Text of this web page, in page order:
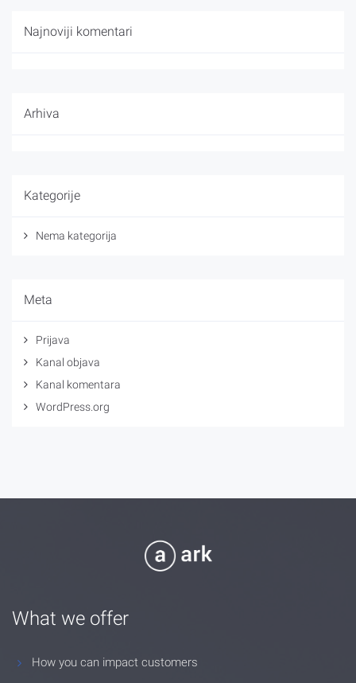
Najnoviji komentari
Arhiva
Kategorije
Nema kategorija
Meta
Prijava
Kanal objava
Kanal komentara
WordPress.org
What we offer
How you can impact customers